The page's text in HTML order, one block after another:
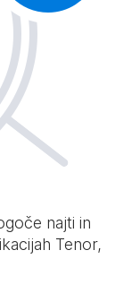
najti in
Tenor,